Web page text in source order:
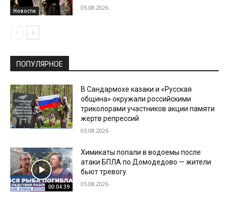
Новости 05.08.2026
ПОПУЛЯРНОЕ
В Сандармохе казаки и «Русская
община» окружали российскими
триколорами участников акции памяти
жертв репрессий
05.08.2026
00:04:39
Химикаты попали в водоемы после
атаки БПЛА по Домодедово — жители
бьют тревогу
05.08.2026